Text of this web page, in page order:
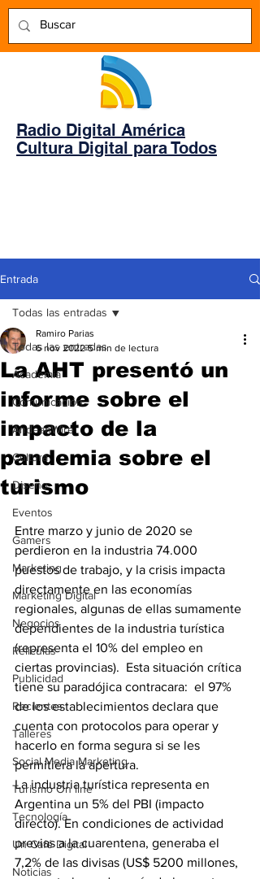
Radio Digital América
Cultura Digital para Todos
Entrada
Todas las entradas
Academia
Comunicación
AndeanWire
Cultura
Diseño
Eventos
Gamers
Marketing
Marketing Digital
Negocios
Películas
Publicidad
Recientes
Talleres
Social Media Marketing
Turismo On line
Tecnología
Un Café Digital
Noticias
Todas las entradas
La AHT presentó un
informe sobre el
impacto de la
pandemia sobre el
turismo
Ramiro Parias
6 nov 2022 5 min de lectura
Entre marzo y junio de 2020 se
perdieron en la industria 74.000
puestos de trabajo, y la crisis impacta
directamente en las economías
regionales, algunas de ellas sumamente
dependientes de la industria turística
(representa el 10% del empleo en
ciertas provincias).  Esta situación crítica
tiene su paradójica contracara:  el 97%
de los establecimientos declara que
cuenta con protocolos para operar y
hacerlo en forma segura si se les
permitiera la apertura.
La industria turística representa en
Argentina un 5% del PBI (impacto
directo). En condiciones de actividad
previas a la cuarentena, generaba el
7,2% de las divisas (US$ 5200 millones,